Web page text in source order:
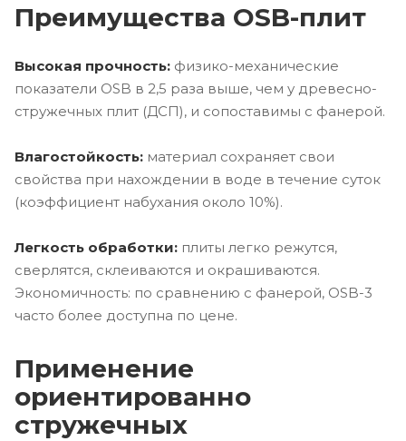
Преимущества OSB-плит
Высокая прочность: физико-механические
показатели OSB в 2,5 раза выше, чем у древесно-
стружечных плит (ДСП), и сопоставимы с фанерой.
Влагостойкость: материал сохраняет свои
свойства при нахождении в воде в течение суток
(коэффициент набухания около 10%).
Легкость обработки: плиты легко режутся,
сверлятся, склеиваются и окрашиваются.
Экономичность: по сравнению с фанерой, OSB-3
часто более доступна по цене.
Применение
ориентированно
стружечных